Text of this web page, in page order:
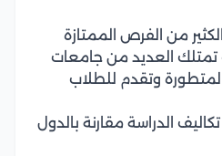
الكثير من الفرص الممتازة
تمتلك العديد من جامعات
المتطورة وتقدم للطلاب
الدراسة مقارنة بالدول